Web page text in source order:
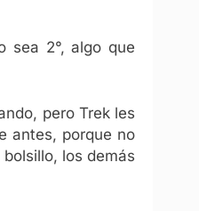
sea 2°, algo que
pero Trek les
antes, porque no
los demás